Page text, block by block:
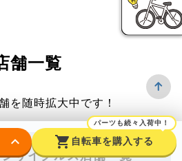
舗一覧
を随時拡大中です！
サイクルズ店舗一覧
keyboard_arrow_down shopping_cart
パーツも続々入荷中！
自転車を購入する